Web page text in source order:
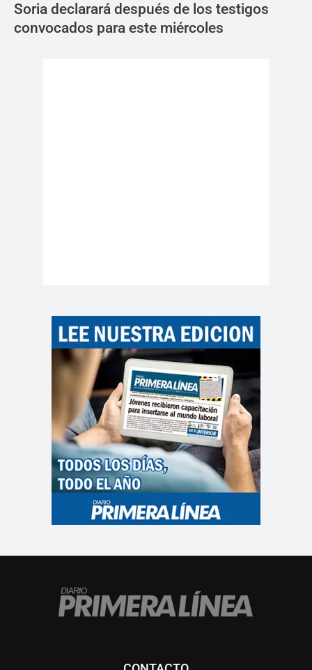
Soria declarará después de los testigos
convocados para este miércoles